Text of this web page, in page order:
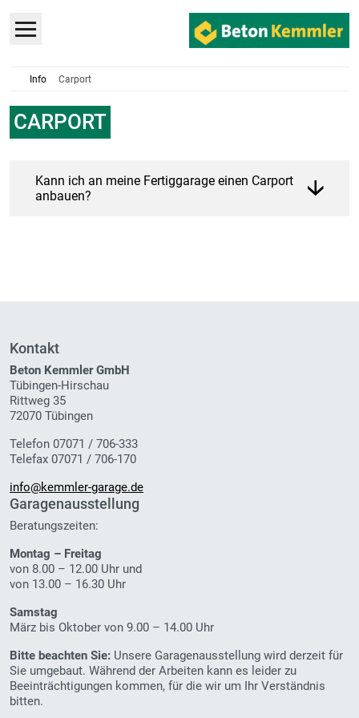
Info Carport
CARPORT
Kann ich an meine Fertiggarage einen Carport
anbauen?
Kontakt
Beton Kemmler GmbH
Tübingen-Hirschau
Rittweg 35
72070 Tübingen
Telefon 07071 / 706-333
Telefax 07071 / 706-170
info@kemmler-garage.de
Garagenausstellung
Beratungszeiten:
Montag – Freitag
von 8.00 – 12.00 Uhr und
von 13.00 – 16.30 Uhr
Samstag
März bis Oktober von 9.00 – 14.00 Uhr
Bitte beachten Sie: Unsere Garagenausstellung wird derzeit für
Sie umgebaut. Während der Arbeiten kann es leider zu
Beeinträchtigungen kommen, für die wir um Ihr Verständnis
bitten.